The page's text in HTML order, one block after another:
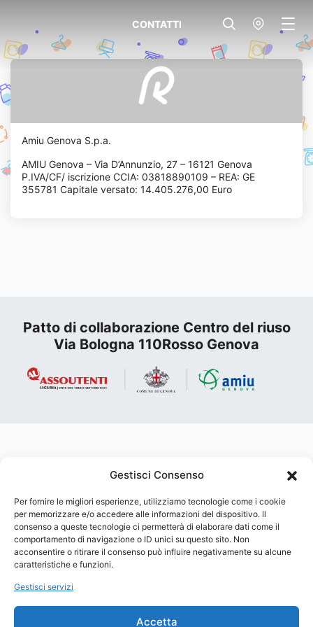
Gestisci Consenso
Per fornire le migliori esperienze, utilizziamo tecnologie come i cookie
per memorizzare e/o accedere alle informazioni del dispositivo. Il
consenso a queste tecnologie ci permetterà di elaborare dati come il
comportamento di navigazione o ID unici su questo sito. Non
acconsentire o ritirare il consenso può influire negativamente su alcune
caratteristiche e funzioni.
Gestisci servizi
Accetta
CONTATTI
Amiu Genova S.p.a.
AMIU Genova – Via D’Annunzio, 27 – 16121 Genova
P.IVA/CF/ iscrizione CCIA: 03818890109 – REA: GE
355781 Capitale versato: 14.405.276,00 Euro
Patto di collaborazione Centro del riuso
Via Bologna 110Rosso Genova
Account AMIU su Facebook
Account AMIU su Instagram
Account AMIU su YouTube
Associazione O.D.V. per la tutela dei consumatori e degli utenti
che opera sul territorio attraverso attività di informazione,
educazione al consumo, volontariato, solidarietà sociale e tutela
dei diritti civili. Membro del CRCU – Comitato Regionale del
Associazione iscritta al registro unico nazionale del terzo
dei Consumatori e degli Utenti (L. 281/98).